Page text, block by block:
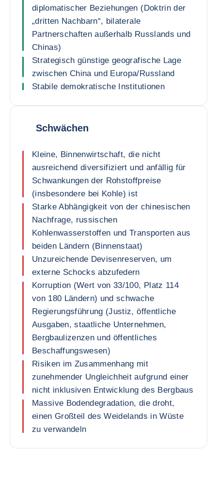
diplomatischer Beziehungen (Doktrin der
„dritten Nachbarn“, bilaterale
Partnerschaften außerhalb Russlands und
Chinas)
Strategisch günstige geografische Lage
zwischen China und Europa/Russland
Stabile demokratische Institutionen
Schwächen
Kleine, Binnenwirtschaft, die nicht
ausreichend diversifiziert und anfällig für
Schwankungen der Rohstoffpreise
(insbesondere bei Kohle) ist
Starke Abhängigkeit von der chinesischen
Nachfrage, russischen
Kohlenwasserstoffen und Transporten aus
beiden Ländern (Binnenstaat)
Unzureichende Devisenreserven, um
externe Schocks abzufedern
Korruption (Wert von 33/100, Platz 114
von 180 Ländern) und schwache
Regierungsführung (Justiz, öffentliche
Ausgaben, staatliche Unternehmen,
Bergbaulizenzen und öffentliches
Beschaffungswesen)
Risiken im Zusammenhang mit
zunehmender Ungleichheit aufgrund einer
nicht inklusiven Entwicklung des Bergbaus
Massive Bodendegradation, die droht,
einen Großteil des Weidelands in Wüste
zu verwandeln